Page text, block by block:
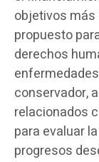
objetivos
propuesto
derechos
conservador,
relacionados
para evaluar
progresos